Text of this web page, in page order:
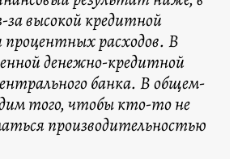
за высокой кредитной
процентных расходов. В
денежно-кредитной
банка. В общем-
того, чтобы кто-то не
производительностью